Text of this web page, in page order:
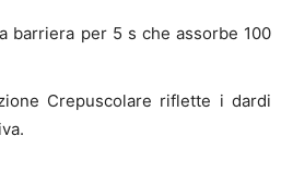
barriera per 5 s che assorbe 100
Crepuscolare riflette i dardi